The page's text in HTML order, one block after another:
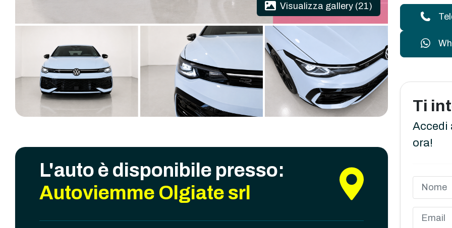
Visualizza gallery (21)
L'auto è disponibile presso:
Autoviemme Olgiate srl
Ti
Accedi
ora!